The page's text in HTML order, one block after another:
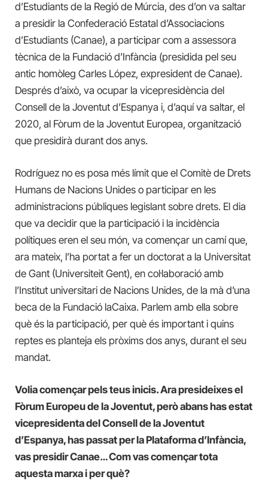
d’Estudiants de la Regió de Múrcia, des d’on va saltar
a presidir la Confederació Estatal d’Associacions
d’Estudiants (Canae), a participar com a assessora
tècnica de la Fundació d’Infància (presidida pel seu
antic homòleg Carles López, expresident de Canae).
Després d’això, va ocupar la vicepresidència del
Consell de la Joventut d’Espanya i, d’aquí va saltar, el
2020, al Fòrum de la Joventut Europea, organització
que presidirà durant dos anys.
Rodríguez no es posa més límit que el Comitè de Drets
Humans de Nacions Unides o participar en les
administracions públiques legislant sobre drets. El dia
que va decidir que la participació i la incidència
polítiques eren el seu món, va començar un camí que,
ara mateix, l’ha portat a fer un doctorat a la Universitat
de Gant (Universiteit Gent), en col·laboració amb
l’Institut universitari de Nacions Unides, de la mà d’una
beca de la Fundació laCaixa. Parlem amb ella sobre
què és la participació, per què és important i quins
reptes es planteja els pròxims dos anys, durant el seu
mandat.
Volia començar pels teus inicis. Ara presideixes el
Fòrum Europeu de la Joventut, però abans has estat
vicepresidenta del Consell de la Joventut
d’Espanya, has passat per la Plataforma d’Infància,
vas presidir Canae… Com vas començar tota
aquesta marxa i per què?